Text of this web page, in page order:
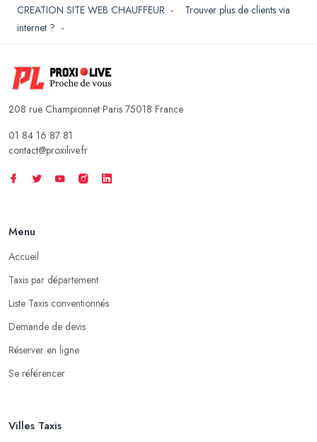
CREATION SITE WEB CHAUFFEUR - Trouver plus de clients via
internet ? -
208 rue Championnet Paris 75018 France
01 84 16 87 81
contact@proxilive.fr
Menu
Accueil
Taxis par département
Liste Taxis conventionnés
Demande de devis
Réserver en ligne
Se référencer
Villes Taxis